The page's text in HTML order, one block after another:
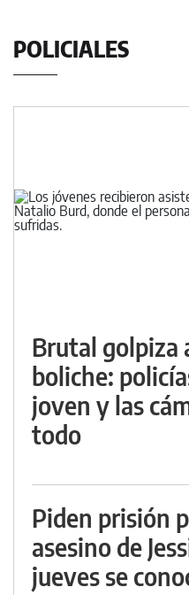
POLICIALES
Brutal golpiza
boliche:
joven y las
todo
Piden prisión
asesino de
jueves se